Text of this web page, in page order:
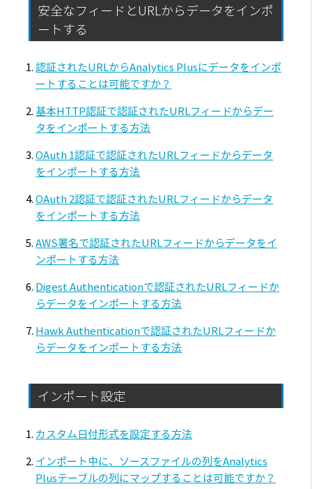
安全なフィードとURLからデータをインポ
ートする
認証されたURLからAnalytics Plusにデータをインポ
ートすることは可能ですか？
基本HTTP認証で認証されたURLフィードからデー
タをインポートする方法
OAuth 1認証で認証されたURLフィードからデータ
をインポートする方法
OAuth 2認証で認証されたURLフィードからデータ
をインポートする方法
AWS署名で認証されたURLフィードからデータをイ
ンポートする方法
Digest Authenticationで認証されたURLフィードか
らデータをインポートする方法
Hawk Authenticationで認証されたURLフィードか
らデータをインポートする方法
インポート設定
カスタム日付形式を設定する方法
インポート中に、ソースファイルの列をAnalytics
Plusテーブルの列にマップすることは可能ですか？